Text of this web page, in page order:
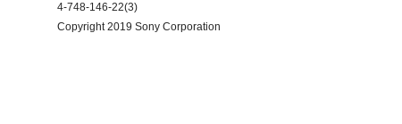
4-748-146-22(3)
Copyright 2019 Sony Corporation